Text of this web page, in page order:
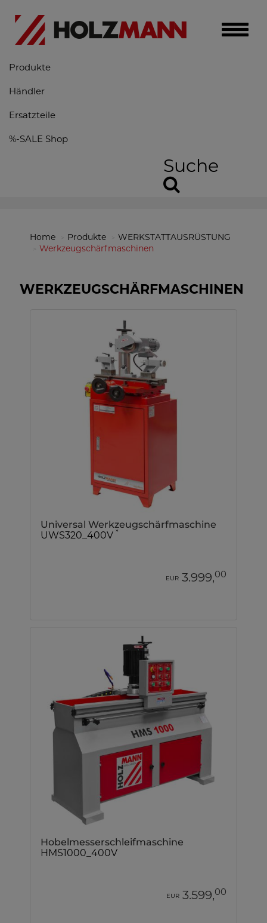
Toggle
Produkte
Händler
Ersatzteile
%-SALE Shop
Suche
Home Produkte
WERKSTATTAUSRÜSTUNG
Werkzeugschärfmaschinen
WERKZEUGSCHÄRFMASCHINEN
Universal Werkzeugschärfmaschine
UWS320_400V *
EUR 3.999,00
Hobelmesserschleifmaschine
HMS1000_400V
EUR 3.599,00